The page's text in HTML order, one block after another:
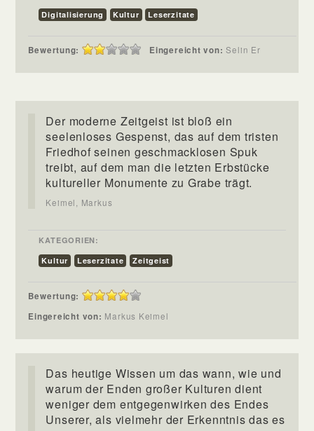
Digitalisierung
Kultur Leserzitate
Bewertung: Eingereicht von:Selin Er
Der moderne Zeitgeist ist bloß ein
seelenloses Gespenst, das auf dem tristen
Friedhof seinen geschmacklosen Spuk
treibt, auf dem man die letzten Erbstücke
kultureller Monumente zu Grabe trägt.
Keimel, Markus
KATEGORIEN:
Kultur
Leserzitate Zeitgeist
Bewertung:
Eingereicht von: Markus Keimel
Das heutige Wissen um das wann, wie und
warum der Enden großer Kulturen dient
weniger dem entgegenwirken des Endes
Unserer, als vielmehr der Erkenntnis das es